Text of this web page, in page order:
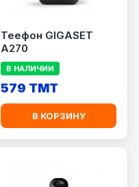
Теефон GIGASET
A270
В НАЛИЧИИ
579 TMT
В КОРЗИНУ